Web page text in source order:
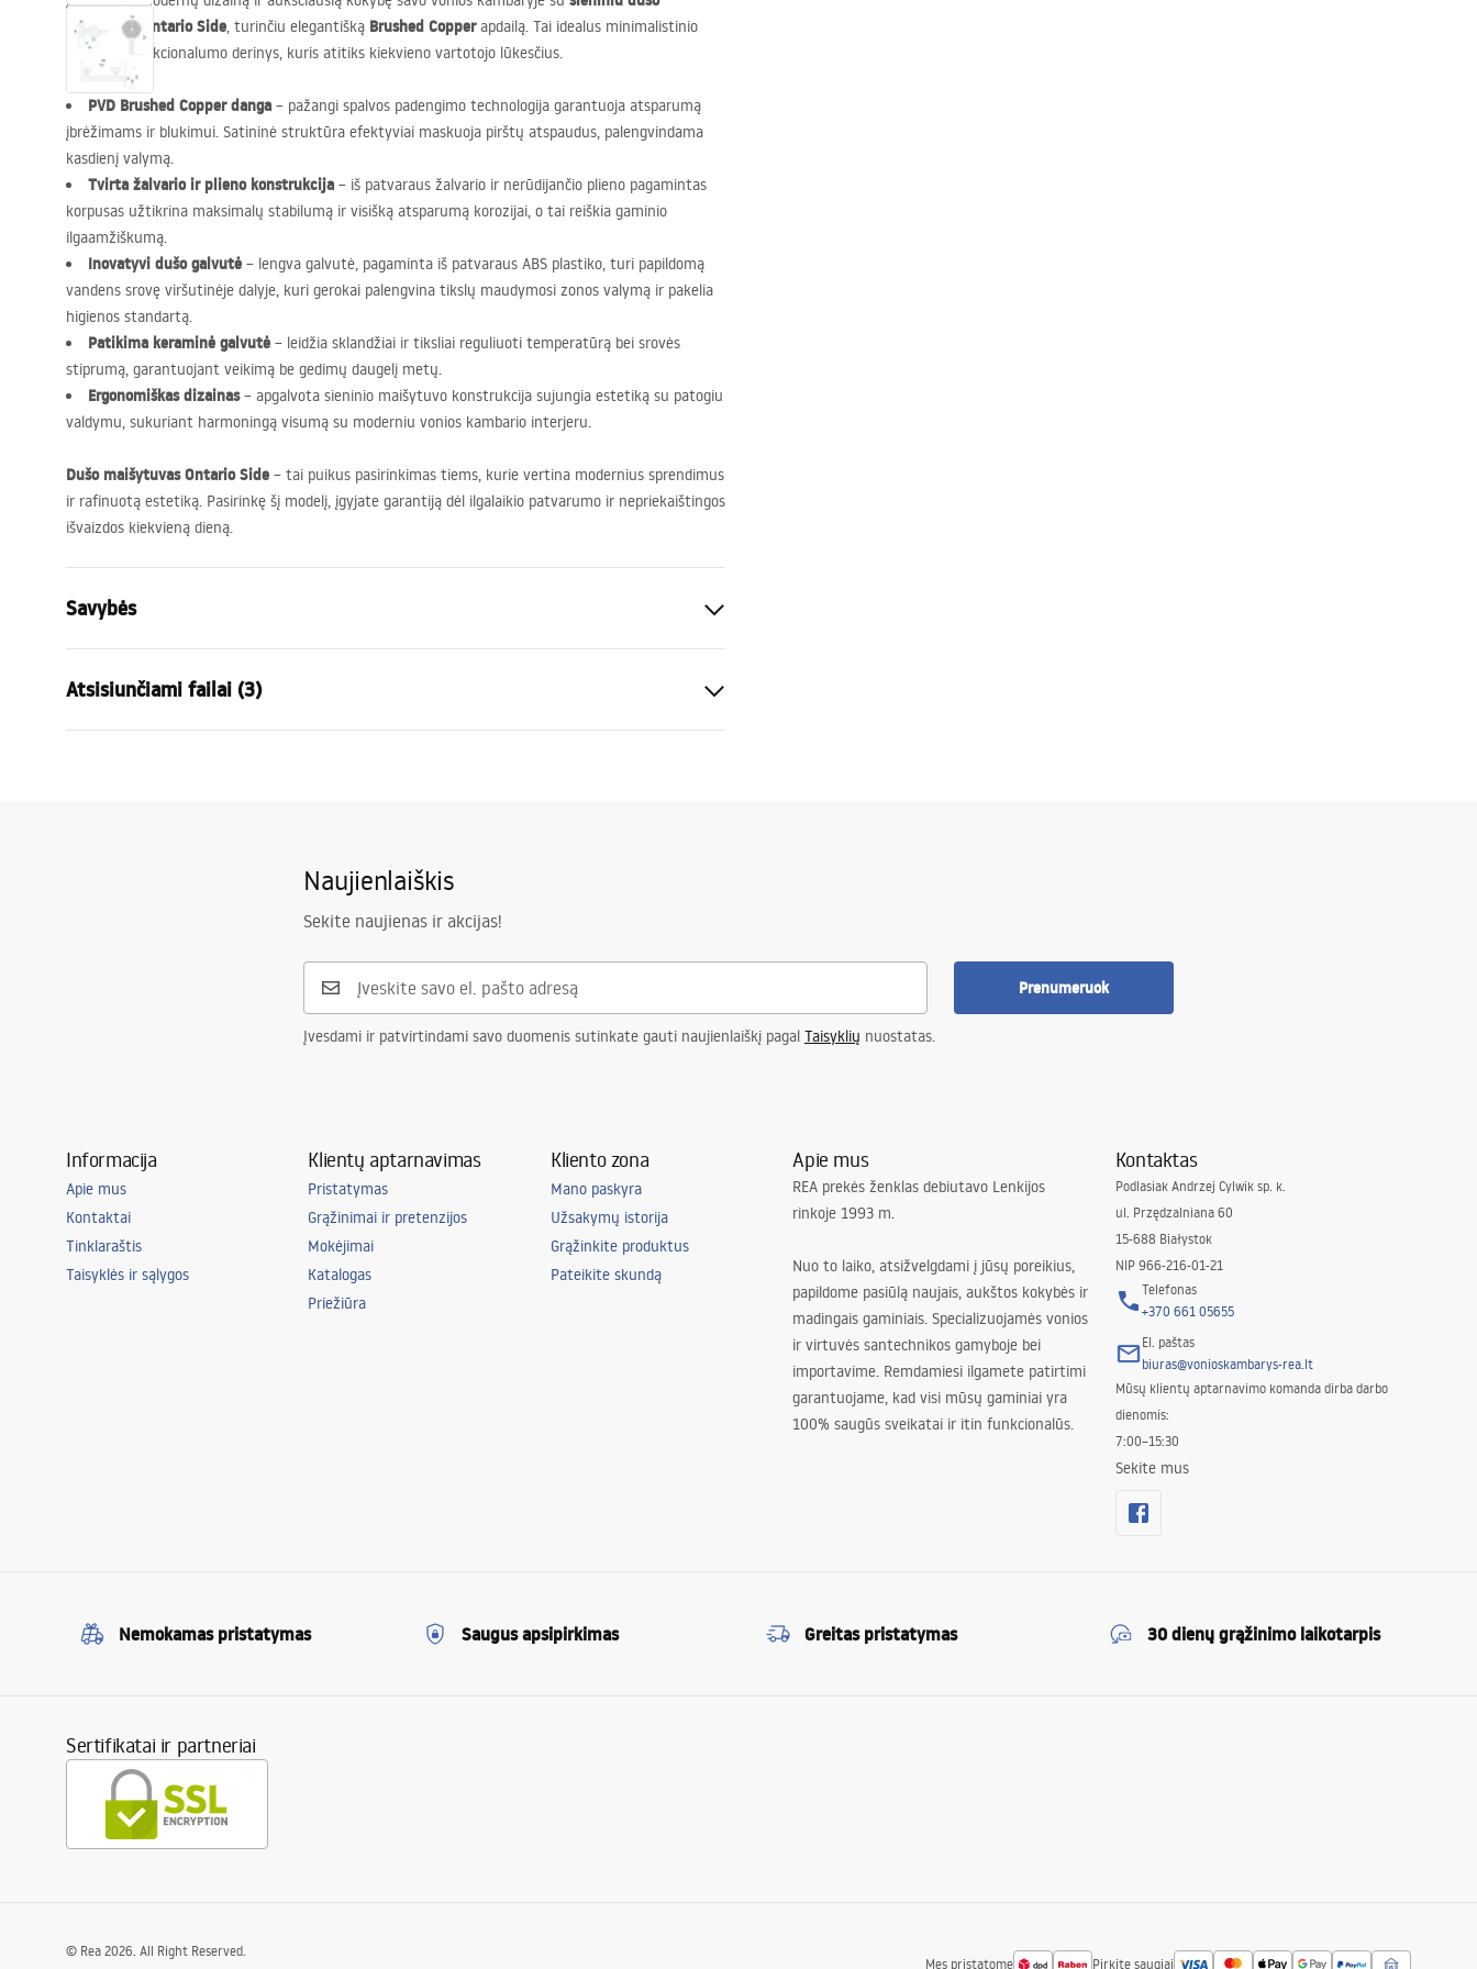
maišytuvu Ontario Side, turinčiu elegantišką Brushed Copperapdailą. Tai idealus minimalistinio
stiliaus ir funkcionalumo derinys, kuris atitiks kiekvieno vartotojo lūkesčius.
PVD Brushed Copper danga – pažangi spalvos padengimo technologija garantuoja atsparumą
įbrėžimams ir blukimui. Satininė struktūra efektyviai maskuoja pirštų atspaudus, palengvindama
kasdienį valymą.
Tvirta žalvario ir plieno konstrukcija – iš patvaraus žalvario ir nerūdijančio plieno pagamintas
korpusas užtikrina maksimalų stabilumą ir visišką atsparumą korozijai, o tai reiškia gaminio
ilgaamžiškumą.
Inovatyvi dušo galvutė – lengva galvutė, pagaminta iš patvaraus ABS plastiko, turi papildomą
vandens srovę viršutinėje dalyje, kuri gerokai palengvina tikslų maudymosi zonos valymą ir pakelia
higienos standartą.
Patikima keraminė galvutė – leidžia sklandžiai ir tiksliai reguliuoti temperatūrą bei srovės
stiprumą, garantuojant veikimą be gedimų daugelį metų.
Ergonomiškas dizainas– apgalvota sieninio maišytuvo konstrukcija sujungia estetiką su patogiu
valdymu, sukuriant harmoningą visumą su moderniu vonios kambario interjeru.
Dušo maišytuvas Ontario Side – tai puikus pasirinkimas tiems, kurie vertina modernius sprendimus
ir rafinuotą estetiką. Pasirinkę šį modelį, įgyjate garantiją dėl ilgalaikio patvarumo ir nepriekaištingos
išvaizdos kiekvieną dieną.
Savybės
Montavimo būdas
Spalva
Šlifuotas varis
1/2 colio
5 lat
Atsisiunčiami failai (3)
Naujienlaiškis
Sekite naujienas ir akcijas!
Prenumeruok
Įvesdami ir patvirtindami savo duomenis sutinkate gauti naujienlaiškį pagal Taisyklių nuostatas.
Informacija
Apie mus
Kontaktai
Tinklaraštis
Taisyklės ir sąlygos
Klientų aptarnavimas
Pristatymas
Grąžinimai ir pretenzijos
Mokėjimai
Katalogas
Priežiūra
Kliento zona
Mano paskyra
Užsakymų istorija
Grąžinkite produktus
Pateikite skundą
Apie mus
REA prekės ženklas debiutavo Lenkijos
rinkoje 1993 m.
Nuo to laiko, atsižvelgdami į jūsų poreikius,
papildome pasiūlą naujais, aukštos kokybės ir
madingais gaminiais. Specializuojamės vonios
ir virtuvės santechnikos gamyboje bei
importavime. Remdamiesi ilgamete patirtimi
garantuojame, kad visi mūsų gaminiai yra
100% saugūs sveikatai ir itin funkcionalūs.
Kontaktas
Podlasiak Andrzej Cylwik sp. k.
ul. Przędzalniana 60
15-688 Białystok
NIP 966-216-01-21
Telefonas
+370 661 05655
El. paštas
biuras@vonioskambarys-rea.lt
Mūsų klientų aptarnavimo komanda dirba darbo
dienomis:
7:00–15:30
Sekite mus
Nemokamas pristatymas Saugus apsipirkimas Greitas pristatymas 30 dienų grąžinimo laikotarpis
Sertifikatai ir partneriai
Mes pristatome Pirkite saugiai
© Rea 2026. All Right Reserved.